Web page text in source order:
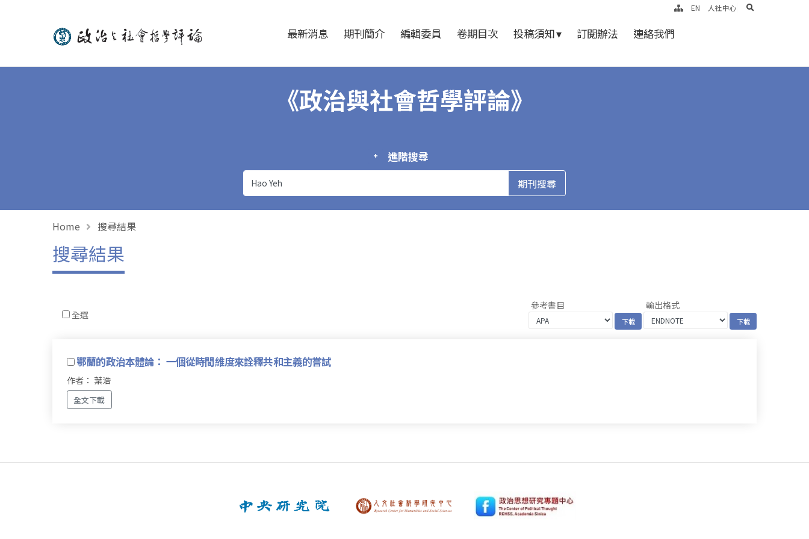
政治與社會哲學評論 最新消息 期刊簡介 編輯委員 卷期目次 投稿須知 ▾ 訂閱辦法 連絡我們
EN 人社中心 search
《政治與社會哲學評論》
進階搜尋
Home 搜尋結果
搜尋結果
全選
參考書目 輸出格式
鄂蘭的政治本體論： 一個從時間維度來詮釋共和主義的嘗試
作者： 葉浩
全文下載